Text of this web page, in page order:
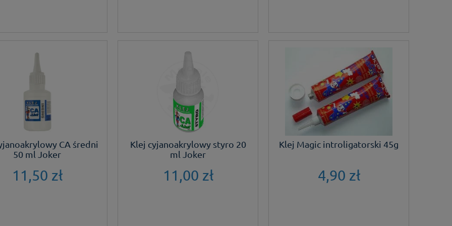
CA średni
50 ml Joker
11,50 zł
Klej cyjanoakrylowy styro 20
ml Joker
11,00 zł
Klej Magic introligatorski 45g
4,90 zł